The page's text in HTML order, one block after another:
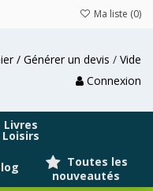
Ma liste (0)
/ Générer un devis / Vide
Connexion
Livres
Loisirs
Toutes les
nouveautés